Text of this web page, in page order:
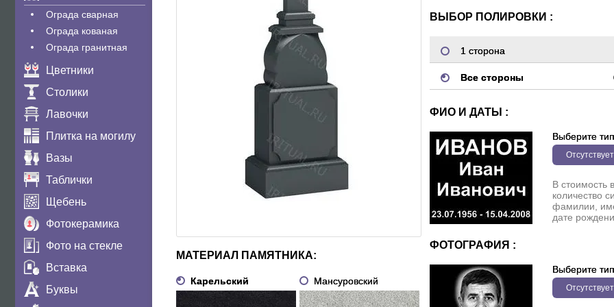
Ограда сварная
Ограда кованая
Ограда гранитная
Цветники
Столики
Лавочки
Плитка на могилу
Вазы
Таблички
Щебень
Фотокерамика
Фото на стекле
Вставка
Буквы
МАТЕРИАЛ ПАМЯТНИКА:
Карельский Мансуровский
ВЫБОР ПОЛИРОВКИ :
1 сторона
Все стороны
ФИО И ДАТЫ :
Выберите тип
Отсутствует
В стоимость
количество
фамилии,
дате
ФОТОГРАФИЯ :
Выберите тип
Отсутствует